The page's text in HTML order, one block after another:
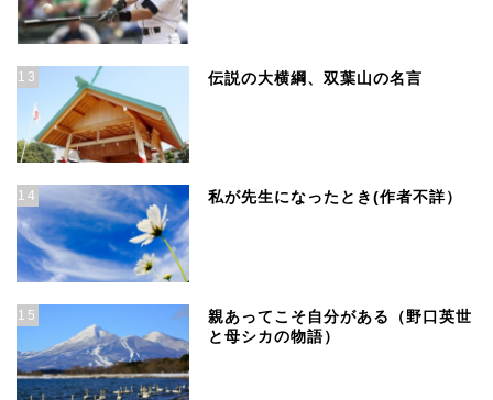
13 伝説の大横綱、双葉山の名言
14 私が先生になったとき(作者不詳）
15
親あってこそ自分がある（野口英世
と母シカの物語）